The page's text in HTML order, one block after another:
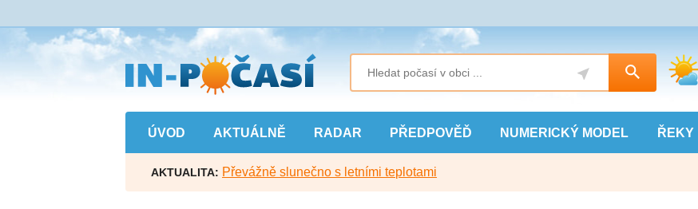
Přejít
na
hlavní
obsah
ÚVOD AKTUÁLNĚ RADAR PŘEDPOVĚĎ NUMERICKÝ MODEL ŘEKY
AKTUALITA: Převážně slunečno s letními teplotami